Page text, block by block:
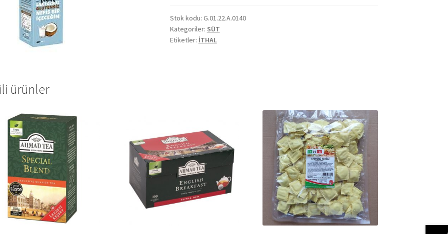
Stok kodu: G.01.22.A.0140
Kategoriler: SÜT
Etiketler: İTHAL
ürünler